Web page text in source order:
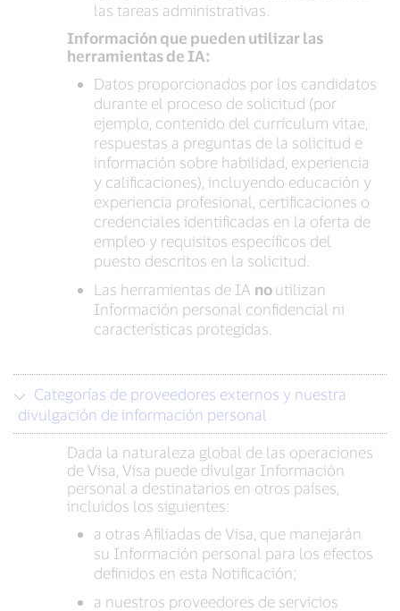
las tareas administrativas.
Información que pueden utilizar las
herramientas de IA:
Datos proporcionados por los candidatos
durante el proceso de solicitud (por
ejemplo, contenido del currículum vitae,
respuestas a preguntas de la solicitud e
información sobre habilidad, experiencia
y calificaciones), incluyendo educación y
experiencia profesional, certificaciones o
credenciales identificadas en la oferta de
empleo y requisitos específicos del
puesto descritos en la solicitud.
Las herramientas de IA no utilizan
Información personal confidencial ni
características protegidas.
divulgación de información personal
Dada la naturaleza global de las operaciones
de Visa, Visa puede divulgar Información
personal a destinatarios en otros países,
incluidos los siguientes:
a otras Afiliadas de Visa, que manejarán
su Información personal para los efectos
definidos en esta Notificación;
a nuestros proveedores de servicios